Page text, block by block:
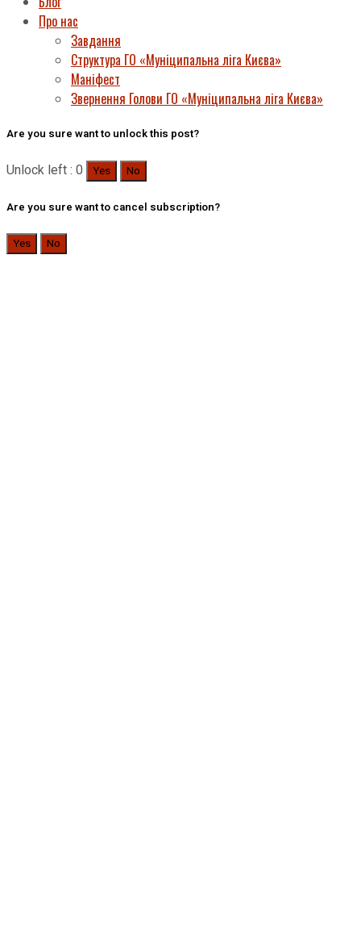
Про нас
Завдання
Структура ГО «Муніципальна ліга Києва»
Маніфест
Звернення Голови ГО «Муніципальна ліга Києва»
Are you sure want to unlock this post?
Unlock left : 0 Yes No
Are you sure want to cancel subscription?
Yes No